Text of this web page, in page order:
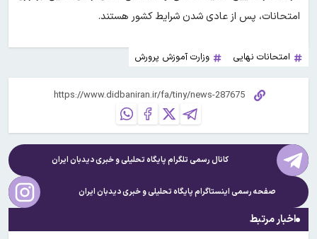
امتحانات، پس از عادی شدن شرایط کشور هستند.
امتحانات نهایی وزارت آموزش پرورش
کانال رسمی تلگرام پایگاه تحلیلی و خبریدیدبان ایران
صفحه رسمی اینستاگرام پایگاه تحلیلی و خبریدیدبان ایران
اخبار مرتبط